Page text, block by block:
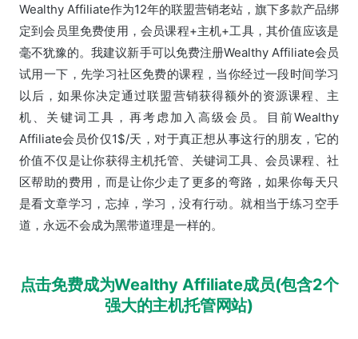
Wealthy Affiliate作为12年的联盟营销老站，旗下多款产品绑
定到会员里免费使用，会员课程+主机+工具，其价值应该是
毫不犹豫的。我建议新手可以免费注册Wealthy Affiliate会员
试用一下，先学习社区免费的课程，当你经过一段时间学习
以后，如果你决定通过联盟营销获得额外的资源课程、主
机、关键词工具，再考虑加入高级会员。目前Wealthy
Affiliate会员价仅1$/天，对于真正想从事这行的朋友，它的
价值不仅是让你获得主机托管、关键词工具、会员课程、社
区帮助的费用，而是让你少走了更多的弯路，如果你每天只
是看文章学习，忘掉，学习，没有行动。就相当于练习空手
道，永远不会成为黑带道理是一样的。
点击免费成为Wealthy Affiliate成员(包含2个
强大的主机托管网站)